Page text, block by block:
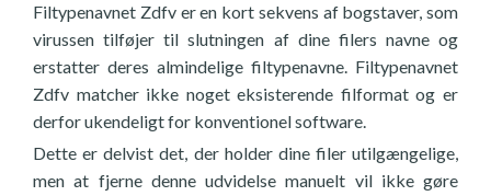
Filtypenavnet Zdfv er en kort sekvens af bogstaver, som
virussen tilføjer til slutningen af dine filers navne og
erstatter deres almindelige filtypenavne. Filtypenavnet
Zdfv matcher ikke noget eksisterende filformat og er
derfor ukendeligt for konventionel software.
Dette er delvist det, der holder dine filer utilgængelige,
men at fjerne denne udvidelse manuelt vil ikke gøre